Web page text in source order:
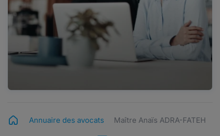
Annuaire des avocats Maître Anaïs ADRA-FATEH